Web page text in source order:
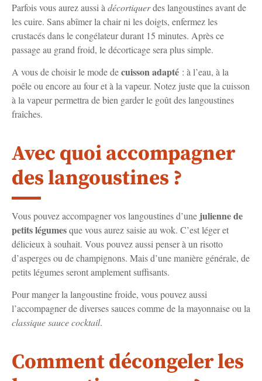
Parfois vous aurez aussi à décortiquerdes langoustines avant de
les cuire. Sans abîmer la chair ni les doigts, enfermez les
crustacés dans le congélateur durant 15 minutes. Après ce
passage au grand froid, le décorticage sera plus simple.
A vous de choisir le mode decuisson adapté : à l’eau, à la
poêle ou encore au four et à la vapeur. Notez juste que la cuisson
à la vapeur permettra de bien garder le goût des langoustines
fraîches.
Avec quoi accompagner
des langoustines ?
Vous pouvez accompagner vos langoustines d’une julienne de
petits légumesque vous aurez saisie au wok. C’est léger et
délicieux à souhait. Vous pouvez aussi penser à un risotto
d’asperges ou de champignons. Mais d’une manière générale, de
petits légumes seront amplement suffisants.
Pour manger la langoustine froide, vous pouvez aussi
l’accompagner de diverses sauces comme de la mayonnaise ou la
classique sauce cocktail.
Comment décongeler les